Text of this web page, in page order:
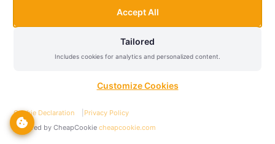
Videoovervågning – privat &
Privatlivspolitik Handelsbetingelser
Accept All
Tailored
Includes cookies for analytics and personalized content.
Customize Cookies
Cookie Declaration
Privacy Policy
Powered by CheapCookiecheapcookie.com